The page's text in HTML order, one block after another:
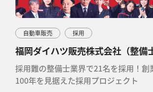
自動車販売 採用
福岡ダイハツ販売株式会社（整備
採用難の整備士業界で21名を採用！創
100年を見据えた採用プロジェクト